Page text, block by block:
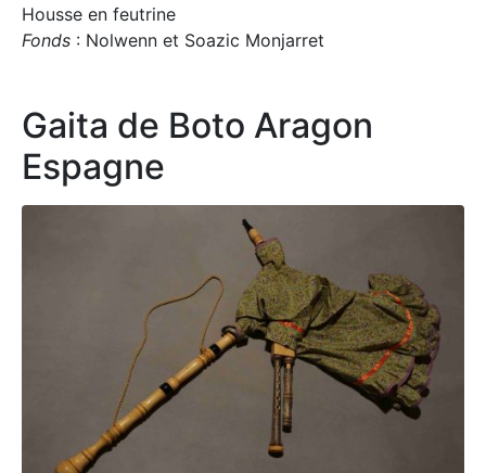
Housse en feutrine
Fonds : Nolwenn et Soazic Monjarret
Gaita de Boto Aragon
Espagne